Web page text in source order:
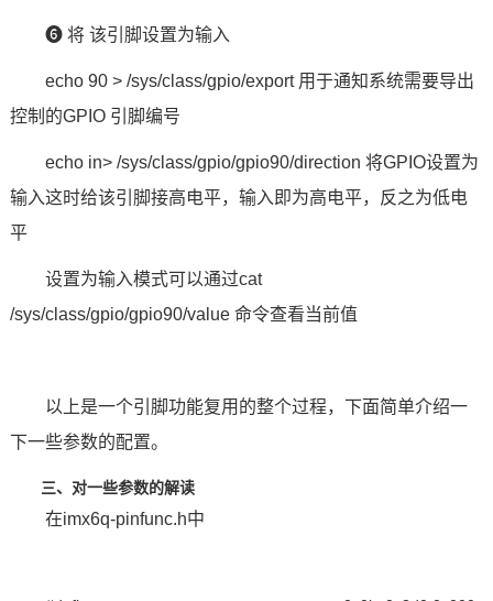
❻ 将 该引脚设置为输入
echo 90 > /sys/class/gpio/export 用于通知系统需要导出
控制的GPIO 引脚编号
echo in> /sys/class/gpio/gpio90/direction 将GPIO设置为
输入这时给该引脚接高电平，输入即为高电平，反之为低电
平
设置为输入模式可以通过cat
/sys/class/gpio/gpio90/value 命令查看当前值
以上是一个引脚功能复用的整个过程，下面简单介绍一
下一些参数的配置。
三、对一些参数的解读
在imx6q-pinfunc.h中